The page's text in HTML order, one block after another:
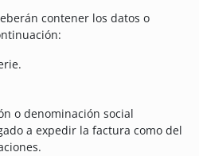
contener los datos o
o denominación social
a expedir la factura como del